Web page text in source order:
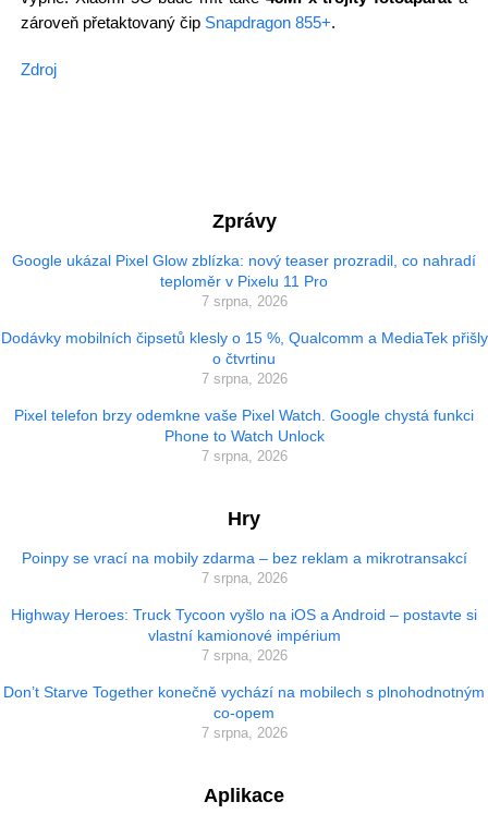
zároveň přetaktovaný čip Snapdragon 855+.
Zdroj
Zprávy
Google ukázal Pixel Glow zblízka: nový teaser prozradil, co nahradí
teploměr v Pixelu 11 Pro
7 srpna, 2026
Dodávky mobilních čipsetů klesly o 15 %, Qualcomm a MediaTek přišly
o čtvrtinu
7 srpna, 2026
Pixel telefon brzy odemkne vaše Pixel Watch. Google chystá funkci
Phone to Watch Unlock
7 srpna, 2026
Hry
Poinpy se vrací na mobily zdarma – bez reklam a mikrotransakcí
7 srpna, 2026
Highway Heroes: Truck Tycoon vyšlo na iOS a Android – postavte si
vlastní kamionové impérium
7 srpna, 2026
Don’t Starve Together konečně vychází na mobilech s plnohodnotným
co-opem
7 srpna, 2026
Aplikace